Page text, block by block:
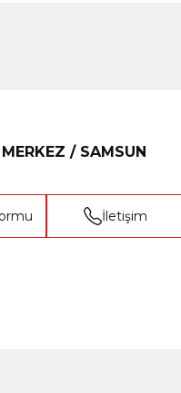
MERKEZ / SAMSUN
İletişim